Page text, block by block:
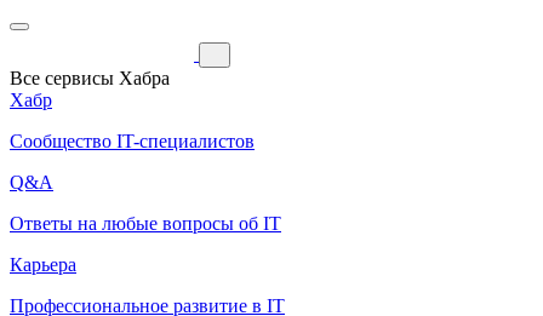
Все сервисы Хабра
Хабр
Сообщество IT-специалистов
Q&A
Ответы на любые вопросы об IT
Карьера
Профессиональное развитие в IT